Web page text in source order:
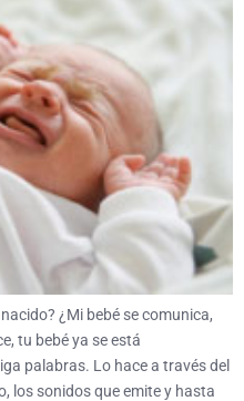
¿Mi bebé se comunica,
tu bebé ya se está
palabras. Lo hace a través del
los sonidos que emite y hasta